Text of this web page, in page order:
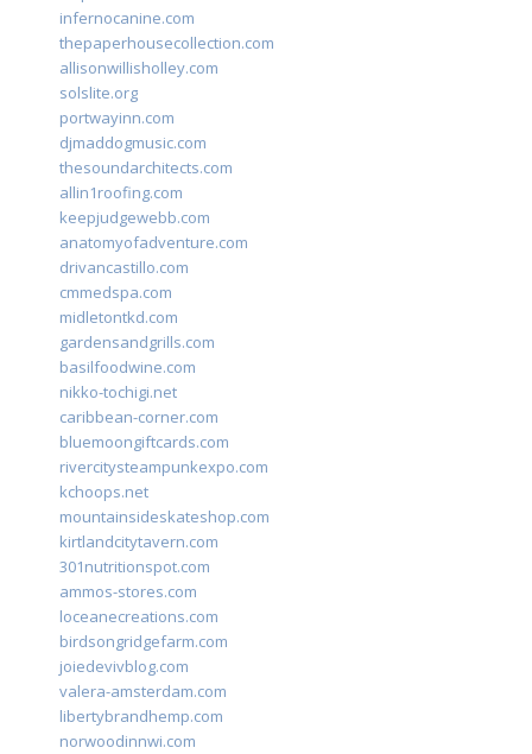
infernocanine.com
thepaperhousecollection.com
allisonwillisholley.com
solslite.org
portwayinn.com
djmaddogmusic.com
thesoundarchitects.com
allin1roofing.com
keepjudgewebb.com
anatomyofadventure.com
drivancastillo.com
cmmedspa.com
midletontkd.com
gardensandgrills.com
basilfoodwine.com
nikko-tochigi.net
caribbean-corner.com
bluemoongiftcards.com
rivercitysteampunkexpo.com
kchoops.net
mountainsideskateshop.com
kirtlandcitytavern.com
301nutritionspot.com
ammos-stores.com
loceanecreations.com
birdsongridgefarm.com
joiedevivblog.com
valera-amsterdam.com
libertybrandhemp.com
norwoodinnwi.com